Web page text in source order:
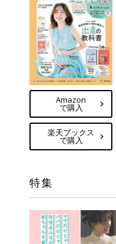
Amazon
で購入
楽天ブックス
で購入
特集